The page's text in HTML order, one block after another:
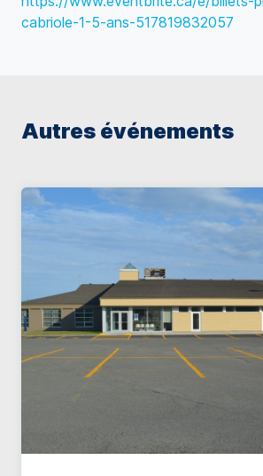
cabriole-1-5-ans-517819832057
Autres événements